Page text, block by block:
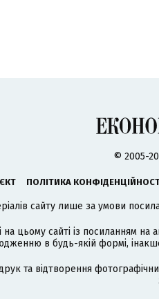
© 2005-
ПОЛІТИКА
сайту лише за умови
на цьому сайті із посиланням на
в будь-якій формі,
та відтворення